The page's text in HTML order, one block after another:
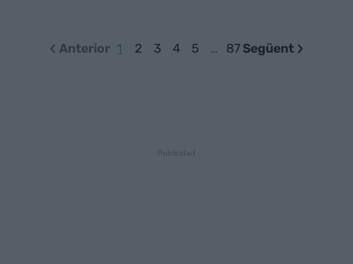
Anterior 1 2 3 4 5 … 87 Següent